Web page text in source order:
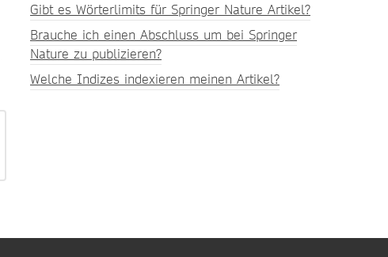
Gibt es Wörterlimits für Springer Nature Artikel?
Brauche ich einen Abschluss um bei Springer
Nature zu publizieren?
Welche Indizes indexieren meinen Artikel?